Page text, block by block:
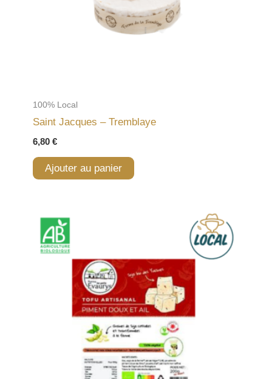
100% Local
Saint Jacques – Tremblaye
6,80 €
Ajouter au panier